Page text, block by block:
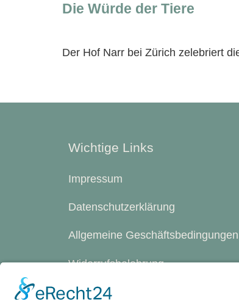
Die Würde der Tiere
Der Hof Narr bei Zürich zelebriert
Wichtige Links
Impressum
Datenschutzerklärung
Allgemeine Geschäftsbedingungen
Widerrufsbelehrung
Cookie-Einstellungen